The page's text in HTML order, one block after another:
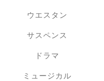
ウエスタン
サスペンス
ドラマ
ミュージカル